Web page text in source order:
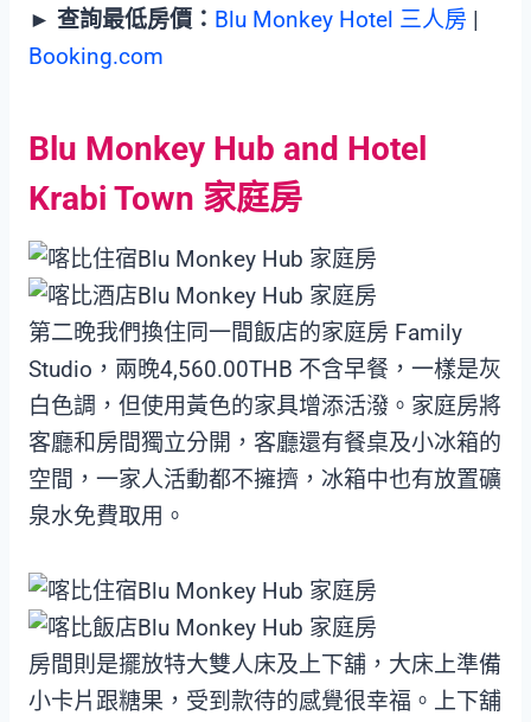
► 查詢最低房價： Blu Monkey Hotel 三人房 |
Booking.com
Blu Monkey Hub and Hotel
Krabi Town 家庭房
第二晚我們換住同一間飯店的家庭房 Family
Studio，兩晚4,560.00THB 不含早餐，一樣是灰
白色調，但使用黃色的家具增添活潑。家庭房將
客廳和房間獨立分開，客廳還有餐桌及小冰箱的
空間，一家人活動都不擁擠，冰箱中也有放置礦
泉水免費取用。
房間則是擺放特大雙人床及上下舖，大床上準備
小卡片跟糖果，受到款待的感覺很幸福。上下舖